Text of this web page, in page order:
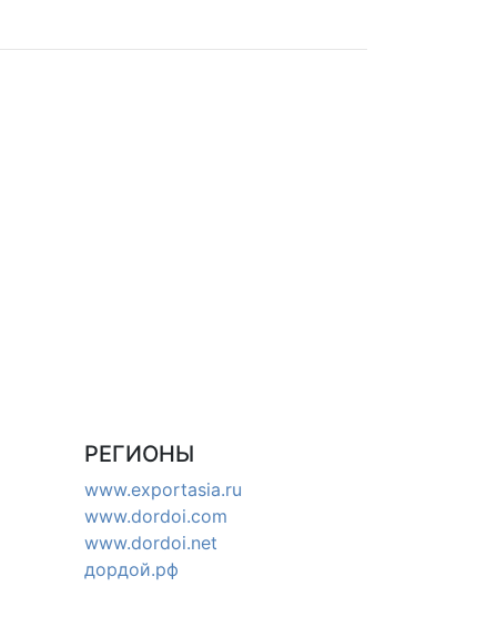
РЕГИОНЫ
www.exportasia.ru
www.dordoi.com
www.dordoi.net
дордой.рф